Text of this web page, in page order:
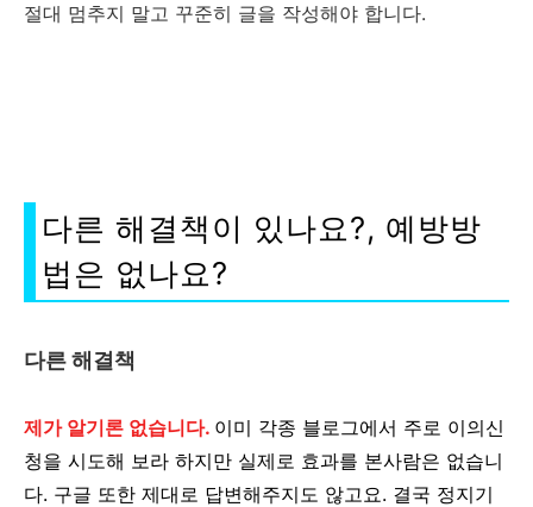
절대 멈추지 말고 꾸준히 글을 작성해야 합니다.
다른 해결책이 있나요?, 예방방
법은 없나요?
다른 해결책
제가 알기론 없습니다. 이미 각종 블로그에서 주로 이의신
청을 시도해 보라 하지만 실제로 효과를 본사람은 없습니
다. 구글 또한 제대로 답변해주지도 않고요. 결국 정지기